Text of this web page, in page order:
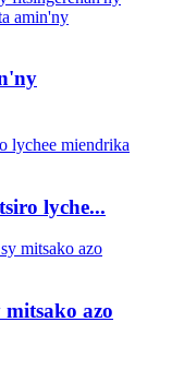
lyche...
azo